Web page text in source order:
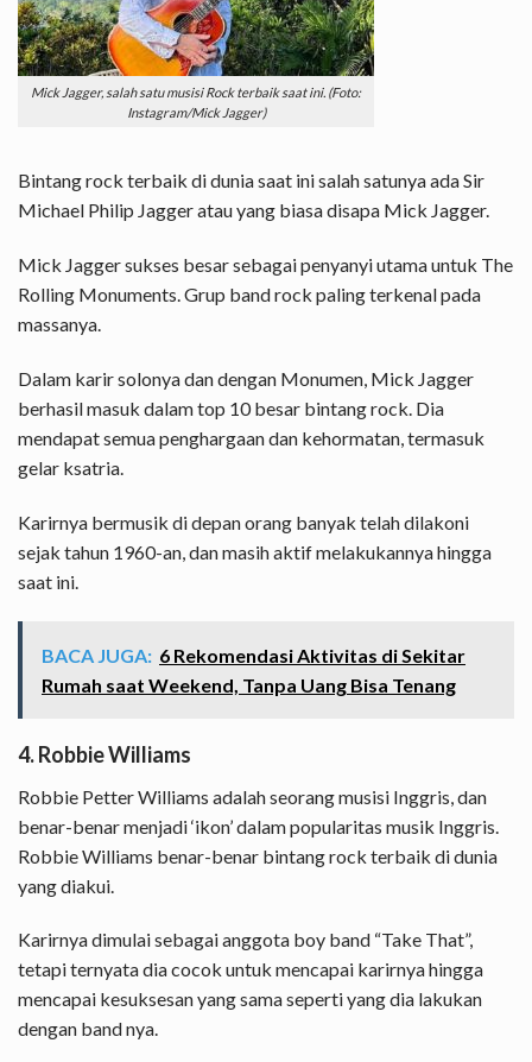
Mick Jagger, salah satu musisi Rock terbaik saat ini. (Foto:
Instagram/Mick Jagger)
Bintang rock terbaik di dunia saat ini salah satunya ada Sir
Michael Philip Jagger atau yang biasa disapa Mick Jagger.
Mick Jagger sukses besar sebagai penyanyi utama untuk The
Rolling Monuments. Grup band rock paling terkenal pada
massanya.
Dalam karir solonya dan dengan Monumen, Mick Jagger
berhasil masuk dalam top 10 besar bintang rock. Dia
mendapat semua penghargaan dan kehormatan, termasuk
gelar ksatria.
Karirnya bermusik di depan orang banyak telah dilakoni
sejak tahun 1960-an, dan masih aktif melakukannya hingga
saat ini.
BACA JUGA: 6 Rekomendasi Aktivitas di Sekitar
Rumah saat Weekend, Tanpa Uang Bisa Tenang
4. Robbie Williams
Robbie Petter Williams adalah seorang musisi Inggris, dan
benar-benar menjadi ‘ikon’ dalam popularitas musik Inggris.
Robbie Williams benar-benar bintang rock terbaik di dunia
yang diakui.
Karirnya dimulai sebagai anggota boy band “Take That”,
tetapi ternyata dia cocok untuk mencapai karirnya hingga
mencapai kesuksesan yang sama seperti yang dia lakukan
dengan band nya.